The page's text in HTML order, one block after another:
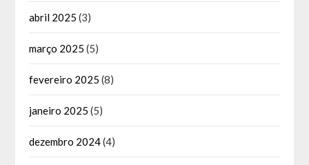
abril 2025 (3)
março 2025 (5)
fevereiro 2025 (8)
janeiro 2025 (5)
dezembro 2024(4)